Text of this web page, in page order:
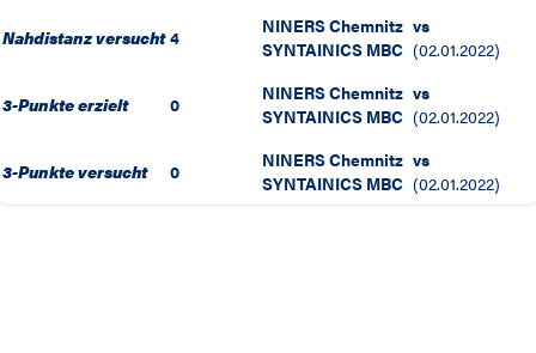
Nahdistanz versucht 4 NINERS Chemnitz vs
SYNTAINICS MBC (02.01.2022)
3-Punkte erzielt 0 NINERS Chemnitz vs
SYNTAINICS MBC (02.01.2022)
3-Punkte versucht 0 NINERS Chemnitz vs
SYNTAINICS MBC (02.01.2022)